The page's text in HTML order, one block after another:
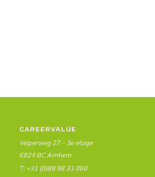
CAREERVALUE
Velperweg 27 – 3e etage
6824 BC Arnhem
T: +31 (0)88 88 33 060